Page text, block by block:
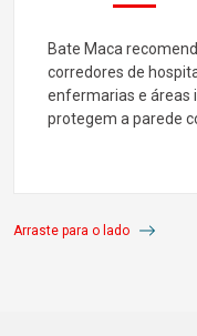
Bate Maca
corredores de
enfermarias e áreas
protegem a parede
Arraste para o lado